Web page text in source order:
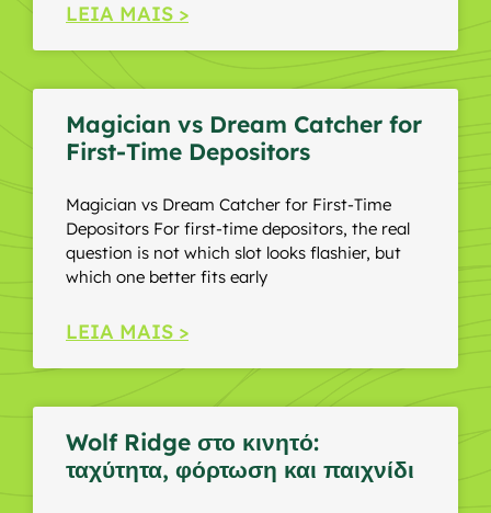
LEIA MAIS >
Magician vs Dream Catcher for
First-Time Depositors
Magician vs Dream Catcher for First-Time
Depositors For first-time depositors, the real
question is not which slot looks flashier, but
which one better fits early
LEIA MAIS >
Wolf Ridge στο κινητό:
ταχύτητα, φόρτωση και παιχνίδι